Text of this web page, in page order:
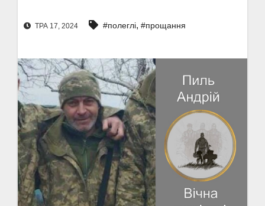
ТРА 17, 2024 #полеглі, #прощання